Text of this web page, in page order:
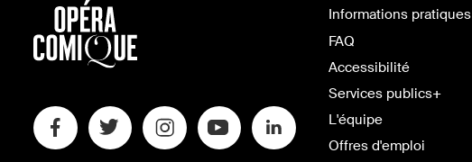
Informations pratiques
FAQ
Accessibilité
Services publics+
L'équipe
Offres d'emploi